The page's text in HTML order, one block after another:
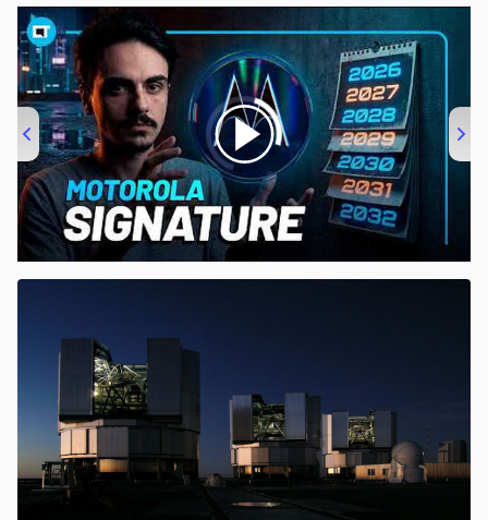
00:00/20:46